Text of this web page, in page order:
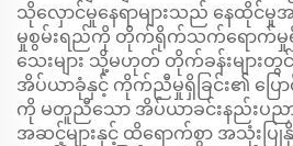
သိုလှောင်မှုနေရာများသည် နေထိုင်
မှုစွမ်းရည်ကို တိုက်ရိုက်သက်ရောက်မှုရှိ
သေးများ သို့မဟုတ် တိုက်ခန်းများတွ
အိပ်ယာခုံနှင့် ကိုက်ညီမှုရှိခြင်း၏ ပြ
ကို မတူညီသော အိပ်ယာခင်းနည်းပညာမ
အဆင့်များနှင့် ထိရောက်စွာ အသုံးပြု